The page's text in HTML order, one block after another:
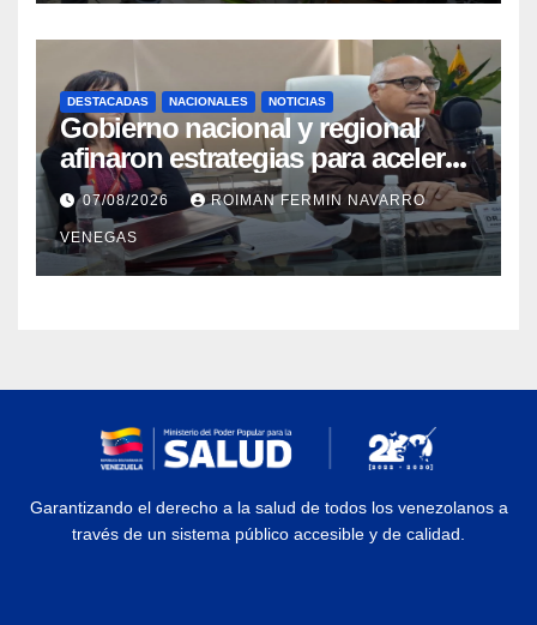
DESTACADAS NACIONALES NOTICIAS
Gobierno nacional y regional
afinaron estrategias para acelerar
la vacunación antirrábica en el
estado Zulia
07/08/2026 ROIMAN FERMIN NAVARRO
VENEGAS
Garantizando el derecho a la salud de todos los venezolanos a
través de un sistema público accesible y de calidad.